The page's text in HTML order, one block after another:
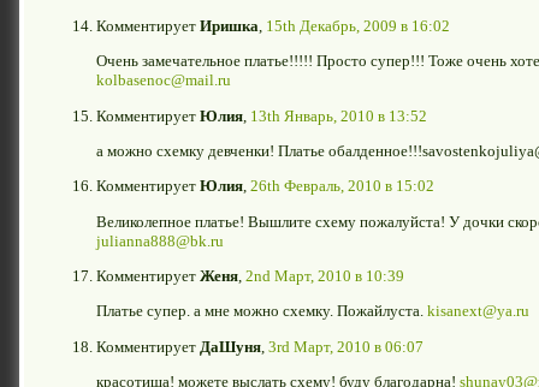
Комментирует Иришка 15th Декабрь, 2009 в 16:02
Очень замечательное платье!!!!! Просто супер!!! Тоже очень
kolbasenoc@mail.ru
Комментирует Юлия 13th Январь, 2010 в 13:52
а можно схемку девченки! Платье
Комментирует Юлия, 26th Февраль, 2010 в 15:02
Великолепное платье! Вышлите схему пожалуйста! У дочки
julianna888@bk.ru
Комментирует Женя 2nd Март, 2010 в 10:39
Платье супер. а мне можно схемку. Пожайлуста. kisanext@ya.ru
Комментирует ДаШуня 3rd Март, 2010 в 06:07
красотища! можете выслать схему! буду благодарна!